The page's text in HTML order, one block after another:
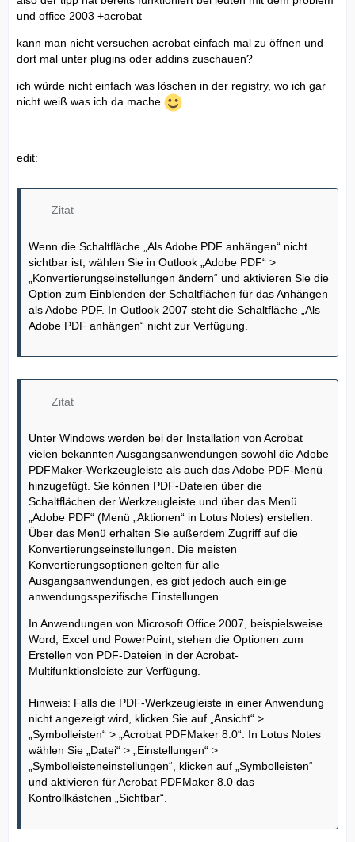
und office 2003 +acrobat
kann man nicht versuchen acrobat einfach mal zu öffnen und
dort mal unter plugins oder addins zuschauen?
ich würde nicht einfach was löschen in der registry, wo ich gar
nicht weiß was ich da mache
edit:
Zitat
Wenn die Schaltfläche „Als Adobe PDF anhängen“ nicht
sichtbar ist, wählen Sie in Outlook „Adobe PDF“ >
„Konvertierungseinstellungen ändern“ und aktivieren Sie die
Option zum Einblenden der Schaltflächen für das Anhängen
als Adobe PDF. In Outlook 2007 steht die Schaltfläche „Als
Adobe PDF anhängen“ nicht zur Verfügung.
Zitat
Unter Windows werden bei der Installation von Acrobat
vielen bekannten Ausgangsanwendungen sowohl die Adobe
PDFMaker-Werkzeugleiste als auch das Adobe PDF-Menü
hinzugefügt. Sie können PDF-Dateien über die
Schaltflächen der Werkzeugleiste und über das Menü
„Adobe PDF“ (Menü „Aktionen“ in Lotus Notes) erstellen.
Über das Menü erhalten Sie außerdem Zugriff auf die
Konvertierungseinstellungen. Die meisten
Konvertierungsoptionen gelten für alle
Ausgangsanwendungen, es gibt jedoch auch einige
anwendungsspezifische Einstellungen.
In Anwendungen von Microsoft Office 2007, beispielsweise
Word, Excel und PowerPoint, stehen die Optionen zum
Erstellen von PDF-Dateien in der Acrobat-
Multifunktionsleiste zur Verfügung.
Hinweis: Falls die PDF-Werkzeugleiste in einer Anwendung
nicht angezeigt wird, klicken Sie auf „Ansicht“ >
„Symbolleisten“ > „Acrobat PDFMaker 8.0“. In Lotus Notes
wählen Sie „Datei“ > „Einstellungen“ >
„Symbolleisteneinstellungen“, klicken auf „Symbolleisten“
und aktivieren für Acrobat PDFMaker 8.0 das
Kontrollkästchen „Sichtbar“.